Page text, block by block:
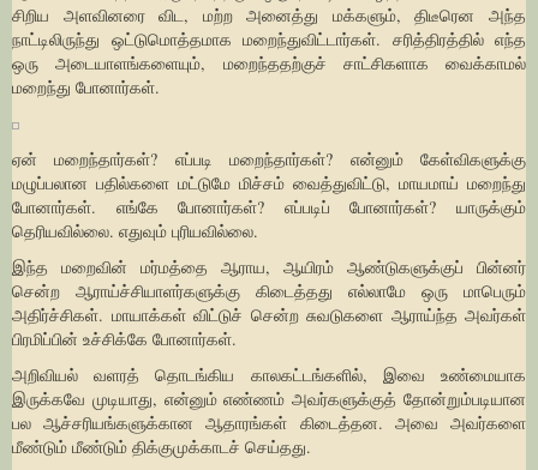
சிறிய அளவினரை விட, மற்ற அனைத்து மக்களும், திடீரென அந்த
நாட்டிலிருந்து ஒட்டுமொத்தமாக மறைந்துவிட்டார்கள். சரித்திரத்தில் எந்த
ஒரு அடையாளங்களையும், மறைந்ததற்குச் சாட்சிகளாக வைக்காமல்
மறைந்து போனார்கள்.
ஏன் மறைந்தார்கள்? எப்படி மறைந்தார்கள்? என்னும் கேள்விகளுக்கு
மழுப்பலான பதில்களை மட்டுமே மிச்சம் வைத்துவிட்டு, மாயமாய் மறைந்து
போனார்கள். எங்கே போனார்கள்? எப்படிப் போனார்கள்? யாருக்கும்
தெரியவில்லை. எதுவும் புரியவில்லை.
இந்த மறைவின் மர்மத்தை ஆராய, ஆயிரம் ஆண்டுகளுக்குப் பின்னர்
சென்ற ஆராய்ச்சியாளர்களுக்கு கிடைத்தது எல்லாமே ஒரு மாபெரும்
அதிர்ச்சிகள். மாயாக்கள் விட்டுச் சென்ற சுவடுகளை ஆராய்ந்த அவர்கள்
பிரமிப்பின் உச்சிக்கே போனார்கள்.
அறிவியல் வளரத் தொடங்கிய காலகட்டங்களில், இவை உண்மையாக
இருக்கவே முடியாது, என்னும் எண்ணம் அவர்களுக்குத் தோன்றும்படியான
பல ஆச்சரியங்களுக்கான ஆதாரங்கள் கிடைத்தன. அவை அவர்களை
மீண்டும் மீண்டும் திக்குமுக்காடச் செய்தது.